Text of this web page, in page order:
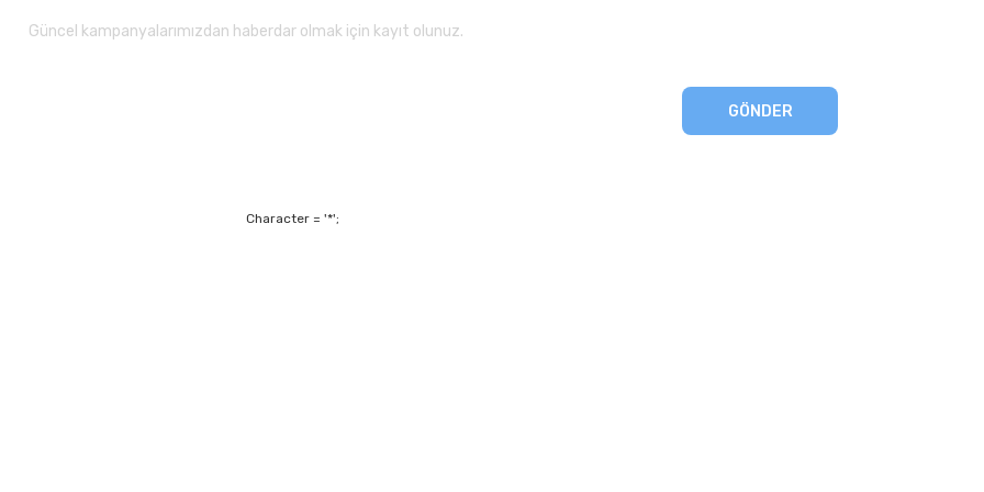
Güncel kampanyalarımızdan haberdar olmak için kayıt olunuz.
GÖNDER
Character = '*';